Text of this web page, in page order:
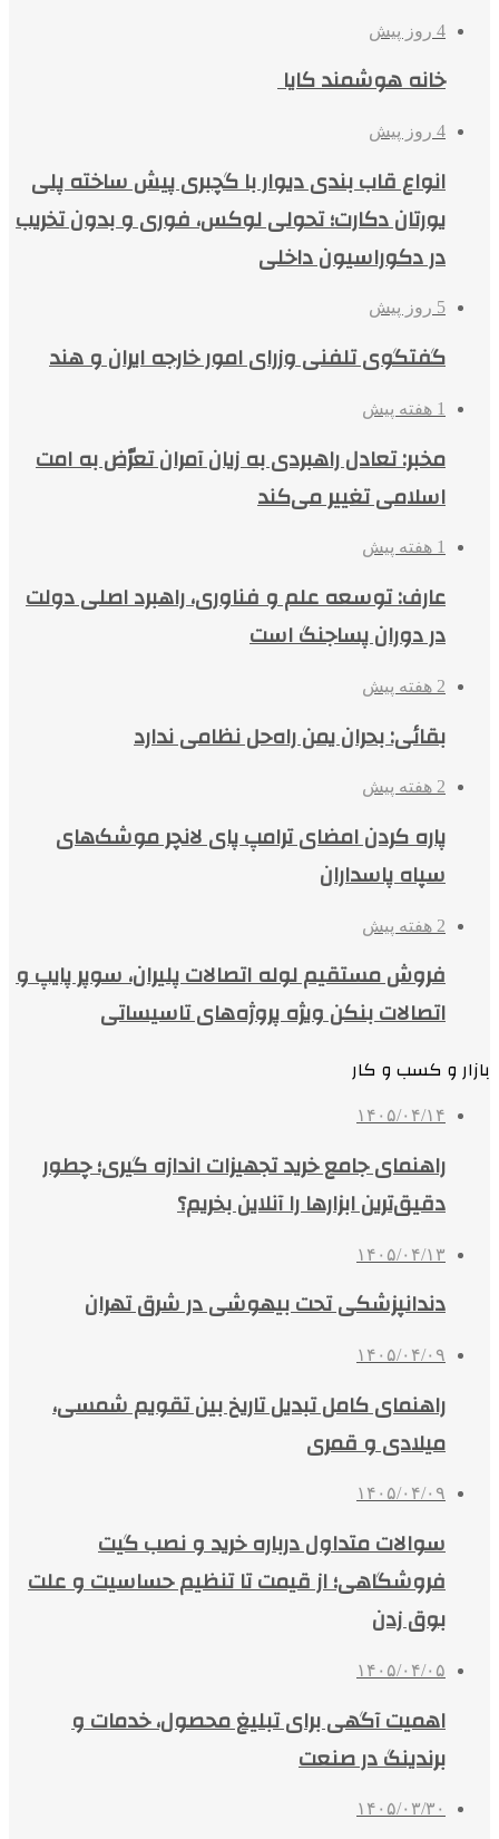
4 روز پیش
خانه هوشمند کایا
4 روز پیش
انواع قاب بندی دیوار با گچبری پیش ساخته پلی
یورتان دکارت؛ تحولی لوکس، فوری و بدون تخریب
در دکوراسیون داخلی
5 روز پیش
گفتگوی تلفنی وزرای امور خارجه ایران و هند
1 هفته پیش
مخبر: تعادل راهبردی به زیان آمران تعرّض به امت
اسلامی تغییر می‌کند
1 هفته پیش
عارف: توسعه علم و فناوری، راهبرد اصلی دولت
در دوران پساجنگ است
2 هفته پیش
بقائی: بحران یمن راه‌حل نظامی ندارد
2 هفته پیش
پاره کردن امضای ترامپ پای لانچر موشک‌های
سپاه پاسداران
2 هفته پیش
فروش مستقیم لوله اتصالات پلیران، سوپر پایپ و
اتصالات بنکن ویژه پروژه‌های تاسیساتی
بازار و کسب و کار
۱۴۰۵/۰۴/۱۴
راهنمای جامع خرید تجهیزات اندازه گیری؛ چطور
دقیق‌ترین ابزارها را آنلاین بخریم؟
۱۴۰۵/۰۴/۱۳
دندانپزشکی تحت بیهوشی در شرق تهران
۱۴۰۵/۰۴/۰۹
راهنمای کامل تبدیل تاریخ بین تقویم شمسی،
میلادی و قمری
۱۴۰۵/۰۴/۰۹
سوالات متداول درباره خرید و نصب گیت
فروشگاهی؛ از قیمت تا تنظیم حساسیت و علت
بوق زدن
۱۴۰۵/۰۴/۰۵
اهمیت آگهی برای تبلیغ محصول، خدمات و
برندینگ در صنعت
۱۴۰۵/۰۳/۳۰